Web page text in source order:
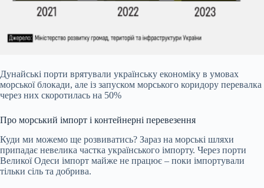
Дунайські порти врятували українську економіку в умовах
морської блокади, але із запуском морського коридору перевалка
через них скоротилась на 50%
Про морський імпорт і контейнерні перевезення
Куди ми можемо ще розвиватись? Зараз на морські шляхи
припадає невелика частка українського імпорту. Через порти
Великої Одеси імпорт майже не працює – поки імпортували
тільки сіль та добрива.